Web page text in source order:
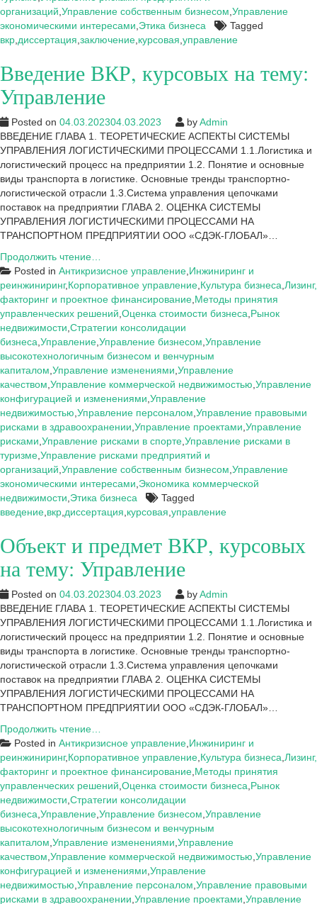
организаций Управление собственным бизнесом Управление
экономическими интересами Этика бизнеса
Tagged
вкр диссертация заключение курсовая управление
Введение ВКР, курсовых на тему:
Управление
Posted on 04.03.202304.03.2023 byAdmin
ВВЕДЕНИЕ ГЛАВА 1. ТЕОРЕТИЧЕСКИЕ АСПЕКТЫ СИСТЕМЫ
УПРАВЛЕНИЯ ЛОГИСТИЧЕСКИМИ ПРОЦЕССАМИ 1.1.Логистика и
логистический процесс на предприятии 1.2. Понятие и основные
виды транспорта в логистике. Основные тренды транспортно-
логистической отрасли 1.3.Система управления цепочками
поставок на предприятии ГЛАВА 2. ОЦЕНКА СИСТЕМЫ
УПРАВЛЕНИЯ ЛОГИСТИЧЕСКИМИ ПРОЦЕССАМИ НА
ТРАНСПОРТНОМ ПРЕДПРИЯТИИ ООО «СДЭК-ГЛОБАЛ»…
Продолжить чтение…
ВКР,
курсовых
на
тему:
Управление
Posted in Антикризисное управление Инжиниринг и
реинжиниринг,Корпоративное управление Культура бизнеса Лизинг,
факторинг и проектное финансирование Методы принятия
управленческих решений Оценка стоимости бизнеса Рынок
недвижимости Стратегии консолидации
бизнеса Управление Управление бизнесом Управление
высокотехнологичным бизнесом и венчурным
капиталом Управление изменениями Управление
качеством Управление коммерческой недвижимостью Управление
конфигурацией и изменениями Управление
недвижимостью Управление персоналом Управление правовыми
рисками в здравоохранении Управление проектами Управление
рисками Управление рисками в спорте Управление рисками в
туризме Управление рисками предприятий и
организаций Управление собственным бизнесом Управление
экономическими интересами Экономика коммерческой
недвижимости Этика бизнеса
Tagged
введение вкр диссертация курсовая управление
Объект и предмет ВКР, курсовых
на тему: Управление
Posted on 04.03.202304.03.2023 byAdmin
ВВЕДЕНИЕ ГЛАВА 1. ТЕОРЕТИЧЕСКИЕ АСПЕКТЫ СИСТЕМЫ
УПРАВЛЕНИЯ ЛОГИСТИЧЕСКИМИ ПРОЦЕССАМИ 1.1.Логистика и
логистический процесс на предприятии 1.2. Понятие и основные
виды транспорта в логистике. Основные тренды транспортно-
логистической отрасли 1.3.Система управления цепочками
поставок на предприятии ГЛАВА 2. ОЦЕНКА СИСТЕМЫ
УПРАВЛЕНИЯ ЛОГИСТИЧЕСКИМИ ПРОЦЕССАМИ НА
ТРАНСПОРТНОМ ПРЕДПРИЯТИИ ООО «СДЭК-ГЛОБАЛ»…
Продолжить чтение…
и
предмет
ВКР,
курсовых
на
тему:
Управление
Posted in Антикризисное управление Инжиниринг и
реинжиниринг,Корпоративное управление Культура бизнеса Лизинг,
факторинг и проектное финансирование Методы принятия
управленческих решений Оценка стоимости бизнеса Рынок
недвижимости Стратегии консолидации
бизнеса Управление Управление бизнесом Управление
высокотехнологичным бизнесом и венчурным
капиталом Управление изменениями Управление
качеством Управление коммерческой недвижимостью Управление
конфигурацией и изменениями Управление
недвижимостью Управление персоналом Управление правовыми
рисками в здравоохранении Управление проектами Управление